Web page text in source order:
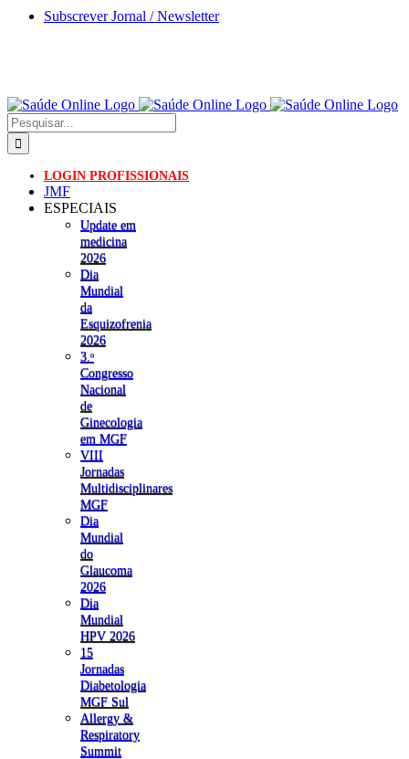
Skip
Subscrever Jornal / Newsletter
Pesquisar
LOGIN PROFISSIONAIS
JMF
ESPECIAIS
Update em
medicina
2026
Dia
Mundial
da
Esquizofrenia
2026
3.ᵒ
Congresso
Nacional
de
Ginecologia
em MGF
VIII
Jornadas
Multidisciplinares
MGF
Dia
Mundial
do
Glaucoma
2026
Dia
Mundial
HPV 2026
15
Jornadas
Diabetologia
MGF Sul
Allergy &
Respiratory
Summit